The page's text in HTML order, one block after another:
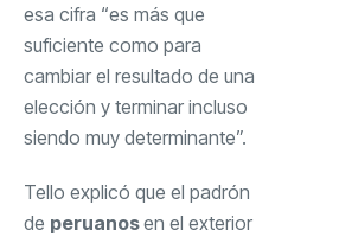
esa cifra “es más que
suficiente como para
cambiar el resultado de una
elección y terminar incluso
siendo muy determinante”.
Tello explicó que el padrón
de peruanosen el exterior